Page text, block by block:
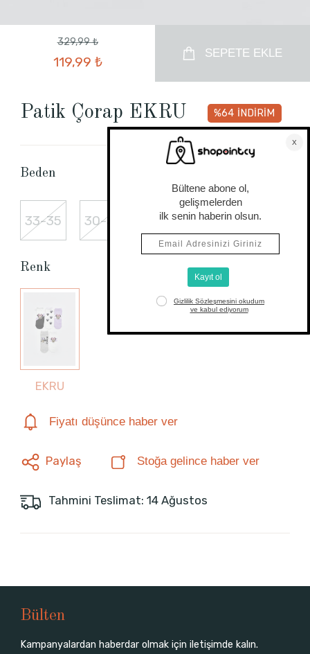
329,99 ₺
119,99 ₺
SEPETE EKLE
Patik Çorap EKRU %64 İNDİRİM
Beden
33-35 30-32 27-29 36-38
Renk
EKRU
Fiyatı düşünce haber ver
Paylaş Stoğa gelince haber ver
Tahmini Teslimat: 14 Ağustos
Bülten
Kampanyalardan haberdar olmak için iletişimde kalın.